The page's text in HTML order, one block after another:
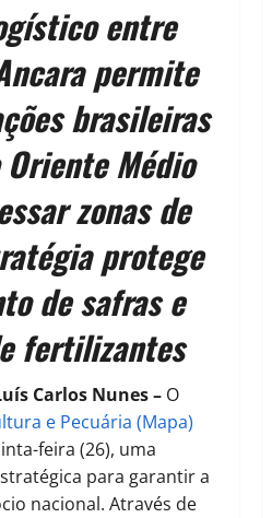
entre
permite
brasileiras
Médio
zonas de
protege
de safras e
fertilizantes
Carlos Nunes – O
e Pecuária (Mapa)
feira (26), uma
para garantir a
nacional. Através de